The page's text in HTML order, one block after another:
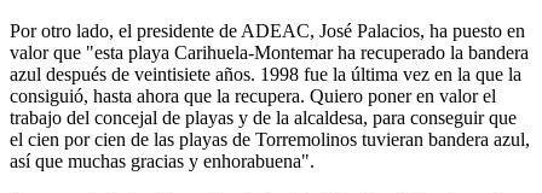
Por otro lado, el presidente de ADEAC, José Palacios, ha puesto en
valor que "esta playa Carihuela-Montemar ha recuperado la bandera
azul después de veintisiete años. 1998 fue la última vez en la que la
consiguió, hasta ahora que la recupera. Quiero poner en valor el
trabajo del concejal de playas y de la alcaldesa, para conseguir que
el cien por cien de las playas de Torremolinos tuvieran bandera azul,
así que muchas gracias y enhorabuena".